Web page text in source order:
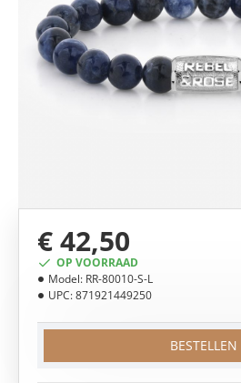
OP VOORRAAD
Model: RR-80010-S-L
UPC:871921449250
€ 42,50
BESTELLEN